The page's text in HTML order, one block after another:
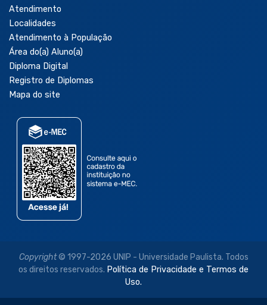
Atendimento
Localidades
Atendimento à População
Área do(a) Aluno(a)
Diploma Digital
Registro de Diplomas
Mapa do site
Copyright© 1997-2026 UNIP - Universidade Paulista. Todos
os direitos reservados. Política de Privacidade e Termos de
Uso.